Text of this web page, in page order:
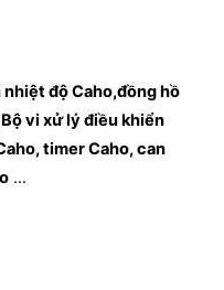
nhiệt độ Caho,đồng hồ
vi xử lý điều khiển
timer Caho, can
…